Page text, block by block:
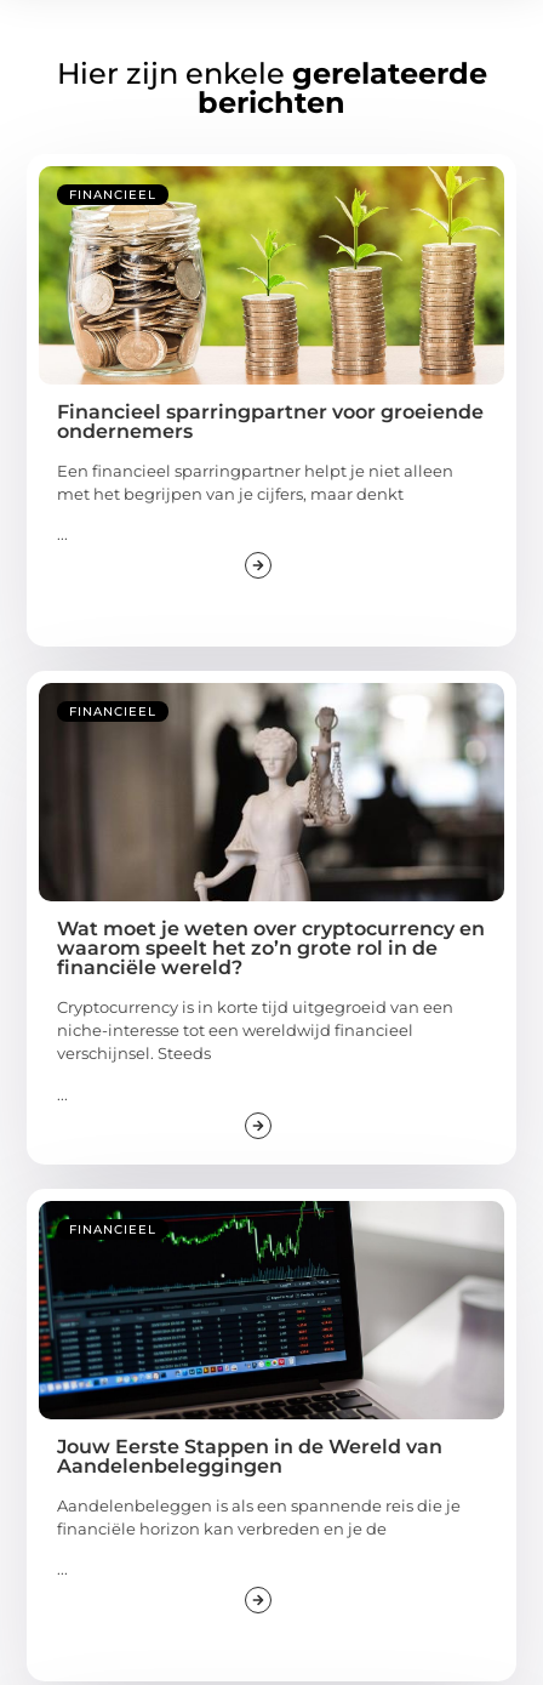
Hier zijn enkele gerelateerde
berichten
FINANCIEEL
Financieel sparringpartner voor groeiende
ondernemers
Een financieel sparringpartner helpt je niet alleen
met het begrijpen van je cijfers, maar denkt
...
FINANCIEEL
Wat moet je weten over cryptocurrency en
waarom speelt het zo’n grote rol in de
financiële wereld?
Cryptocurrency is in korte tijd uitgegroeid van een
niche-interesse tot een wereldwijd financieel
verschijnsel. Steeds
...
FINANCIEEL
Jouw Eerste Stappen in de Wereld van
Aandelenbeleggingen
Aandelenbeleggen is als een spannende reis die je
financiële horizon kan verbreden en je de
...